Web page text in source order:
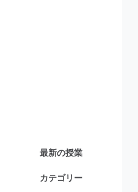
最新の授業
カテゴリー